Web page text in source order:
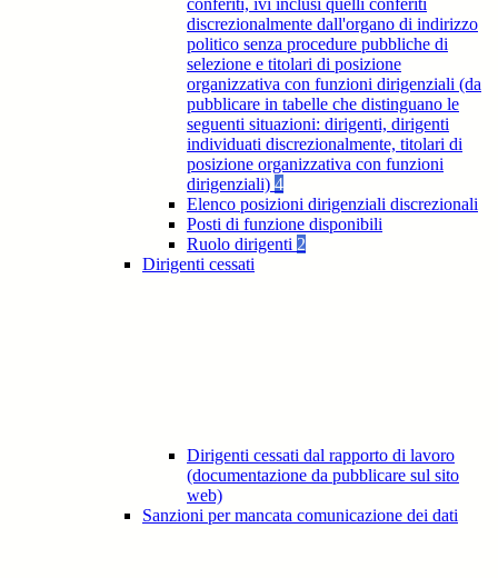
conferiti, ivi inclusi quelli conferiti
discrezionalmente dall'organo di indirizzo
politico senza procedure pubbliche di
selezione e titolari di posizione
organizzativa con funzioni dirigenziali (da
pubblicare in tabelle che distinguano le
seguenti situazioni: dirigenti, dirigenti
individuati discrezionalmente, titolari di
posizione organizzativa con funzioni
dirigenziali) 4
Elenco posizioni dirigenziali discrezionali
Posti di funzione disponibili
Ruolo dirigenti 2
Dirigenti cessati
Dirigenti cessati dal rapporto di lavoro
(documentazione da pubblicare sul sito
web)
Sanzioni per mancata comunicazione dei dati